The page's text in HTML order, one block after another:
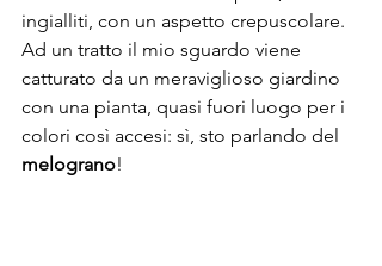
ingialliti, con un aspetto crepuscolare.
Ad un tratto il mio sguardo viene
catturato da un meraviglioso giardino
con una pianta, quasi fuori luogo per i
colori così accesi: sì, sto parlando del
melograno!